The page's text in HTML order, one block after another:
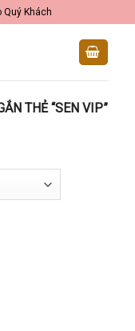
Quý Khách
THẺ “SEN VIP”